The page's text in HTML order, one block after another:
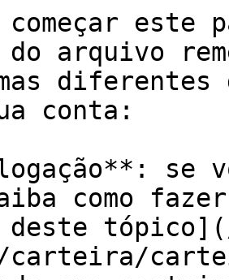
começar este
do arquivo
diferentes
conta:
se
como
deste
carteira/